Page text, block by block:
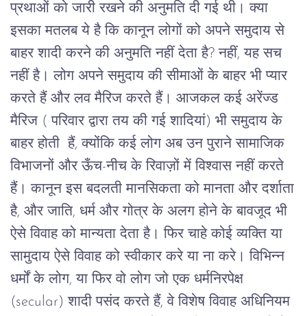
प्रथाओं को जारी रखने की अनुमति दी गई थी। क्या
इसका मतलब ये है कि कानून लोगों को अपने समुदाय से
बाहर शादी करने की अनुमति नहीं देता है?नहीं,यह सच
नहीं है। लोग अपने समुदाय की सीमाओं के बाहर भी प्यार
करते हैं और लव मैरिज करते हैं। आजकल कई अरेंज्ड
मैरिज (परिवार द्वारा तय की गई शादियां) भी समुदाय के
बाहर होती हैं,क्योंकि कई लोग अब उन पुराने सामाजिक
विभाजनों और ऊँच-नीच के रिवाज़ों में विश्वास नहीं करते
हैं। कानून इस बदलती मानसिकता को मानता और दर्शाता
है, और जाति, धर्म और गोत्र के अलग होने के बावजूद भी
ऐसे विवाह को मान्यता देता है। फिर चाहे कोई व्यक्ति या
सामुदाय ऐसे विवाह को स्वीकार करे या ना करे। विभिन्न
धर्मों के लोग,या फिर वो लोग जो एक धर्मनिरपेक्ष
(secular)शादी पसंद करते हैं,वे विशेष विवाह अधिनियम